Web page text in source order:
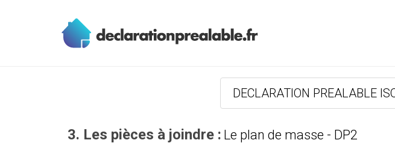
DECLARATION PREALABLE
3. Les pièces à joindre : Le plan de masse - DP2